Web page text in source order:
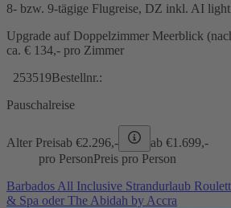
8- bzw. 9-tägige Flugreise, DZ inkl. AI light
Upgrade auf Doppelzimmer Meerblick
ca. € 134,- pro Zimmer
253519Bestellnr.:
Pauschalreise
Alter Preisab €2.296,- ab €1.699,-
pro PersonPreis pro Person
Barbados All Inclusive Strandurlaub
& Spa oder The Abidah by Accra